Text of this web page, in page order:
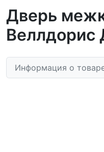
Дверь
Веллдорис
Информация о